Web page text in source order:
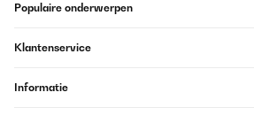
Populaire onderwerpen
Klantenservice
Informatie